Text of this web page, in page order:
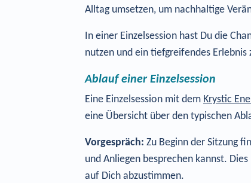
Alltag umsetzen, um nachhaltige
In einer Einzelsession hast Du die
nutzen und ein tiefgreifendes Erlebnis
Ablauf einer Einzelsession
Eine Einzelsession mit dem Krystic
eine Übersicht über den typischen
Vorgespräch: Zu Beginn der Sitzung
und Anliegen besprechen kannst.
auf Dich abzustimmen.